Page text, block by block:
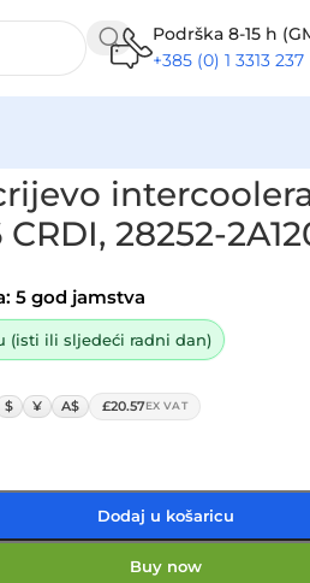
Podrška 8-15 h
+385 (0) 1 3313 237
CRDI, 28252-
5 god jamstva
(isti ili sljedeći radni dan)
$ ¥ A$ £20.57EX VAT
Dodaj u košaricu
Buy now